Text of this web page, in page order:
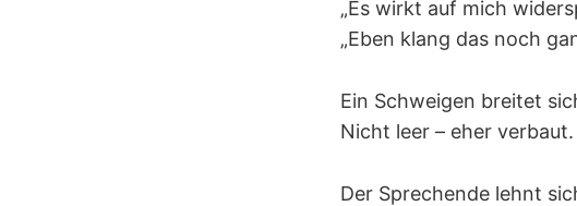
„Es wirkt auf mich
„Eben klang das noch
Ein Schweigen breitet
Nicht leer – eher verbaut.
Der Sprechende lehnt